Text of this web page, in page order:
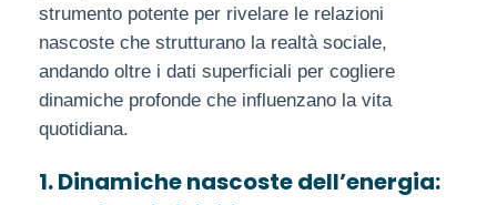
strumento potente per rivelare le relazioni
nascoste che strutturano la realtà sociale,
andando oltre i dati superficiali per cogliere
dinamiche profonde che influenzano la vita
quotidiana.
1. Dinamiche nascoste dell’energia: